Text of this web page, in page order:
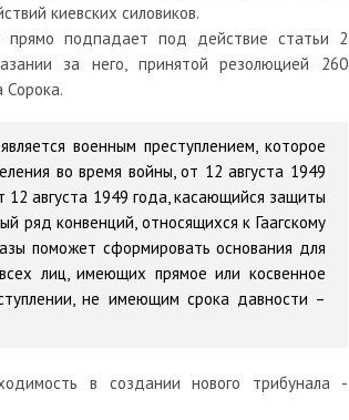
киевских силовиков.
прямо подпадает под действие статьи 2
за него, принятой резолюцией 260
Сорока.
военным преступлением, которое
во время войны, от 12 августа 1949
августа 1949 года, касающийся защиты
ряд конвенций, относящихся к Гаагскому
поможет сформировать основания для
лиц, имеющих прямое или косвенное
не имеющим срока давности –
в создании нового трибунала -